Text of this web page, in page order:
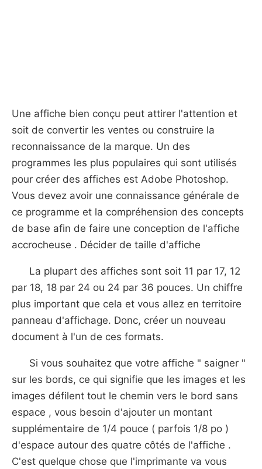
Une affiche bien conçu peut attirer l'attention et
soit de convertir les ventes ou construire la
reconnaissance de la marque. Un des
programmes les plus populaires qui sont utilisés
pour créer des affiches est Adobe Photoshop.
Vous devez avoir une connaissance générale de
ce programme et la compréhension des concepts
de base afin de faire une conception de l'affiche
accrocheuse . Décider de taille d'affiche
La plupart des affiches sont soit 11 par 17, 12
par 18, 18 par 24 ou 24 par 36 pouces. Un chiffre
plus important que cela et vous allez en territoire
panneau d'affichage. Donc, créer un nouveau
document à l'un de ces formats.
Si vous souhaitez que votre affiche " saigner "
sur les bords, ce qui signifie que les images et les
images défilent tout le chemin vers le bord sans
espace , vous besoin d'ajouter un montant
supplémentaire de 1/4 pouce ( parfois 1/8 po )
d'espace autour des quatre côtés de l'affiche .
C'est quelque chose que l'imprimante va vous